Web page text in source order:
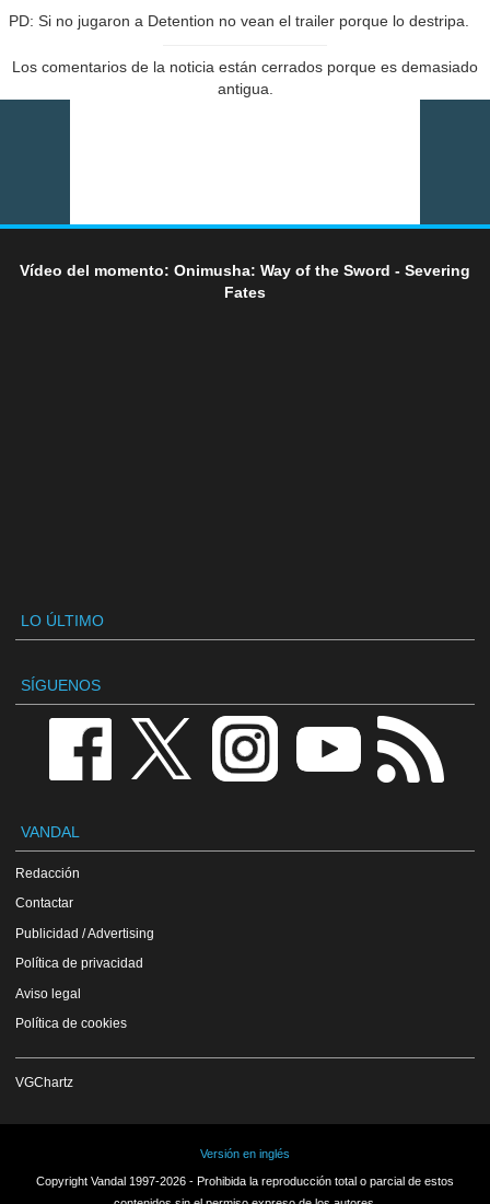
PD: Si no jugaron a Detention no vean el trailer porque lo destripa.
Los comentarios de la noticia están cerrados porque es demasiado
antigua.
Vídeo del momento: Onimusha: Way of the Sword - Severing
Fates
LO ÚLTIMO
SÍGUENOS
VANDAL
Redacción
Contactar
Publicidad / Advertising
Política de privacidad
Aviso legal
Política de cookies
VGChartz
Versión en inglés
Copyright Vandal 1997-2026 - Prohibida la reproducción total o parcial de estos